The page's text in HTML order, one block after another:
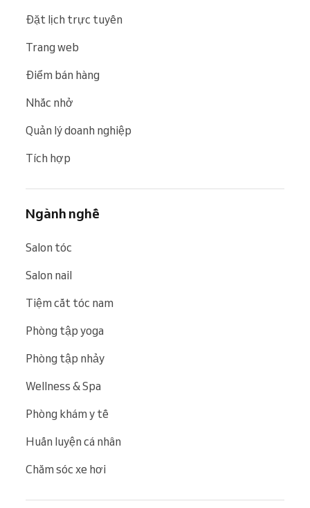
Đặt lịch trực tuyến
Trang web
Điểm bán hàng
Nhắc nhở
Quản lý doanh nghiệp
Tích hợp
Ngành nghề
Salon tóc
Salon nail
Tiệm cắt tóc nam
Phòng tập yoga
Phòng tập nhảy
Wellness & Spa
Phòng khám y tế
Huấn luyện cá nhân
Chăm sóc xe hơi